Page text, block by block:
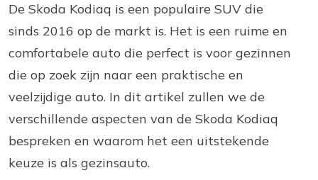
De Skoda Kodiaq is een populaire SUV die
sinds 2016 op de markt is. Het is een ruime en
comfortabele auto die perfect is voor gezinnen
die op zoek zijn naar een praktische en
veelzijdige auto. In dit artikel zullen we de
verschillende aspecten van de Skoda Kodiaq
bespreken en waarom het een uitstekende
keuze is als gezinsauto.